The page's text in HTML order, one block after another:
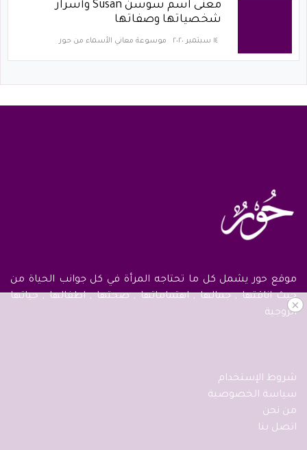
معنى اسم سوسن Susan وأسرار
شخصياتها وصفاتها
١٤ سبتمبر ٢٠٢٠ موسوعة معاني الأسماء من حور
×
موقع حور يشمل كل ما تحتاجه المرأة في كل جوانب الحياة من
حيث اناقتها , جمالها , اهتماماتها , صحتها , اطفالها , حياتها
الزوجية
شروط الإستخدام
سياسة الخصوصية
من نحن
اتصل بنا